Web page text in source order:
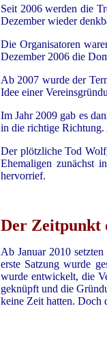
Seit 2006 werden die
Dezember wieder
Die Organisatoren
Dezember 2006 die
Ab 2007 wurde der
Idee einer
Im Jahr 2009 gab es
in die richtige
Der plötzliche Tod
Ehemaligen zunächst
hervorrief.
Der Zeitpunkt
Ab Januar 2010
erste Satzung wurde
wurde entwickelt, die
geknüpft und die
keine Zeit hatten. Doch